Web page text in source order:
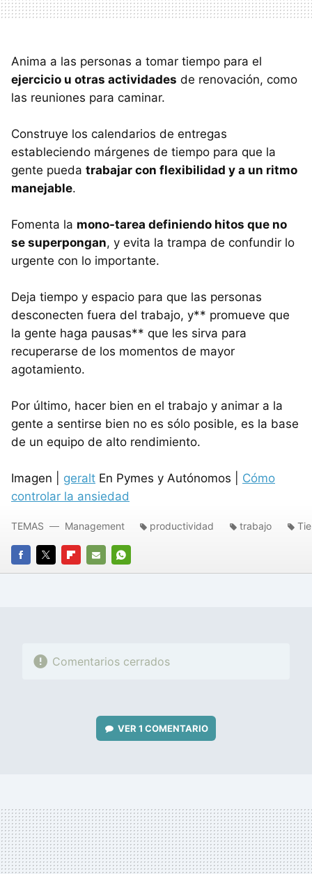
Anima a las personas a tomar tiempo para el
ejercicio u otras actividades de renovación, como
las reuniones para caminar.
Construye los calendarios de entregas
estableciendo márgenes de tiempo para que la
gente pueda trabajar con flexibilidad y a un ritmo
manejable.
Fomenta la mono-tarea definiendo hitos que no
se superpongan, y evita la trampa de confundir lo
urgente con lo importante.
Deja tiempo y espacio para que las personas
desconecten fuera del trabajo, y** promueve que
la gente haga pausas** que les sirva para
recuperarse de los momentos de mayor
agotamiento.
Por último, hacer bien en el trabajo y animar a la
gente a sentirse bien no es sólo posible, es la base
de un equipo de alto rendimiento.
Imagen | geralt En Pymes y Autónomos | Cómo
controlar la ansiedad
FACEBOOK
TWITTERFLIPBOARD
E-
WHATSAPP
TEMAS Management productividad trabajo
Comentarios cerrados
VER 1 COMENTARIO